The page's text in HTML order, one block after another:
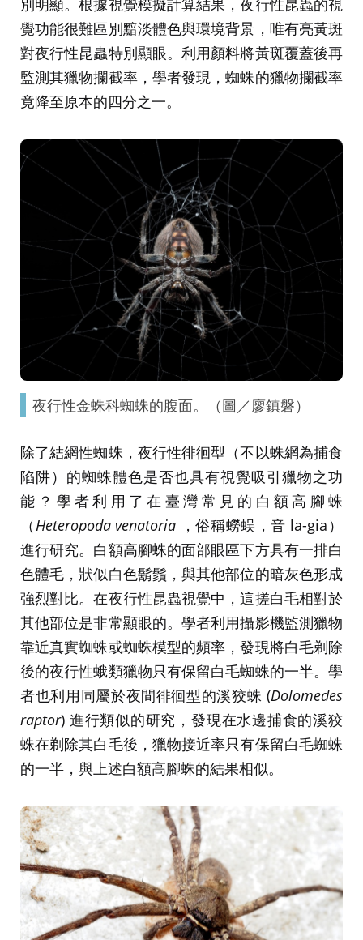
別明顯。根據視覺模擬計算結果，夜行性昆蟲的視
覺功能很難區別黯淡體色與環境背景，唯有亮黃斑
對夜行性昆蟲特別顯眼。利用顏料將黃斑覆蓋後再
監測其獵物攔截率，學者發現，蜘蛛的獵物攔截率
竟降至原本的四分之一。
夜行性金蛛科蜘蛛的腹面。（圖／廖鎮磐）
除了結網性蜘蛛，夜行性徘徊型（不以蛛網為捕食
陷阱）的蜘蛛體色是否也具有視覺吸引獵物之功
能？學者利用了在臺灣常見的白額高腳蛛
（Heteropoda venatoria ，俗稱蟧蜈，音 la-gia）
進行研究。白額高腳蛛的面部眼區下方具有一排白
色體毛，狀似白色鬍鬚，與其他部位的暗灰色形成
強烈對比。在夜行性昆蟲視覺中，這搓白毛相對於
其他部位是非常顯眼的。學者利用攝影機監測獵物
靠近真實蜘蛛或蜘蛛模型的頻率，發現將白毛剃除
後的夜行性蛾類獵物只有保留白毛蜘蛛的一半。學
者也利用同屬於夜間徘徊型的溪狡蛛 (Dolomedes
raptor) 進行類似的研究，發現在水邊捕食的溪狡
蛛在剃除其白毛後，獵物接近率只有保留白毛蜘蛛
的一半，與上述白額高腳蛛的結果相似。